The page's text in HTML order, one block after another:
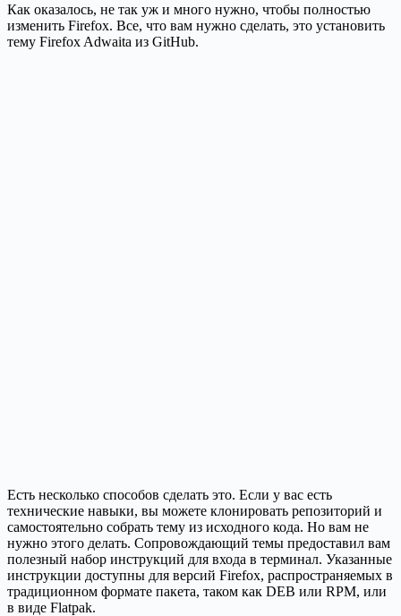
Как оказалось, не так уж и много нужно, чтобы полностью
изменить Firefox. Все, что вам нужно сделать, это установить
тему Firefox Adwaita из GitHub.
Есть несколько способов сделать это. Если у вас есть
технические навыки, вы можете клонировать репозиторий и
самостоятельно собрать тему из исходного кода. Но вам не
нужно этого делать. Сопровождающий темы предоставил вам
полезный набор инструкций для входа в терминал. Указанные
инструкции доступны для версий Firefox, распространяемых в
традиционном формате пакета, таком как DEB или RPM, или
в виде Flatpak.